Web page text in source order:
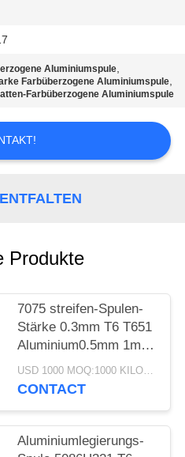
Aluminiumspule,
Farbüberzogene Aluminiumspule,
Farbüberzogene Aluminiumspule
Produkte
7075 streifen-Spulen-
Stärke 0.3mm T6 T651
Aluminium0.5mm 1mm
2mm 3mm 5mm 10mmUSD 1000 MOQ:1000 KILOGRAMM
CONTACT
Aluminiumlegierungs-